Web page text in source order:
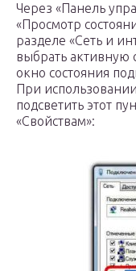
Через «Панель
«Просмотр
разделе «Сеть и
выбрать активную
окно состояния
При
подсветить этот
«Свойствам»: